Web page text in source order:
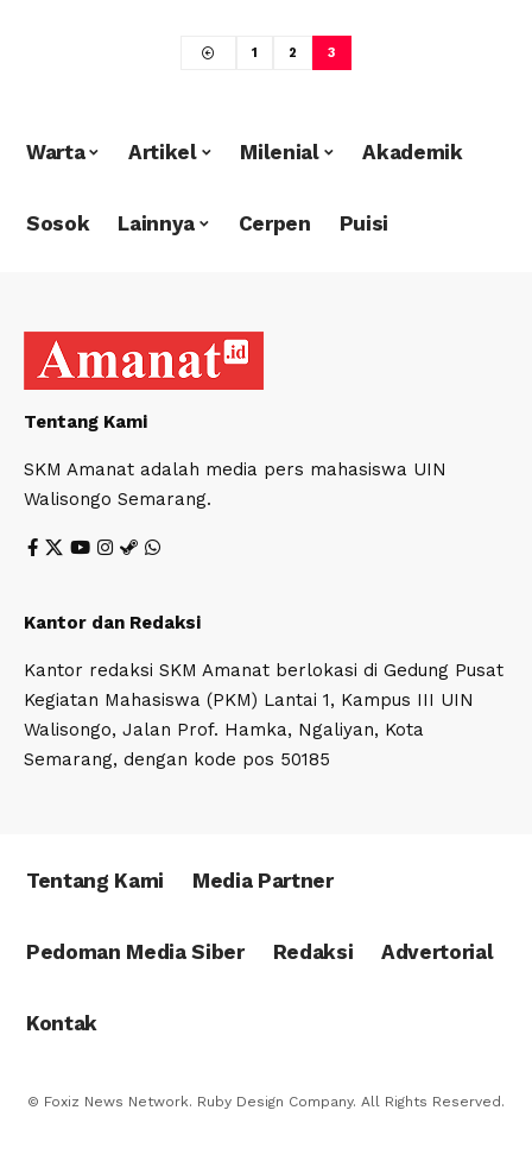
1 2 3
Warta Artikel Milenial Akademik
Sosok Lainnya Cerpen Puisi
Tentang Kami
SKM Amanat adalah media pers mahasiswa UIN
Walisongo Semarang.
Kantor dan Redaksi
Kantor redaksi SKM Amanat berlokasi di Gedung Pusat
Kegiatan Mahasiswa (PKM) Lantai 1, Kampus III UIN
Walisongo, Jalan Prof. Hamka, Ngaliyan, Kota
Semarang, dengan kode pos 50185
Tentang Kami Media Partner
Pedoman Media Siber Redaksi Advertorial
Kontak
© Foxiz News Network. Ruby Design Company. All Rights Reserved.